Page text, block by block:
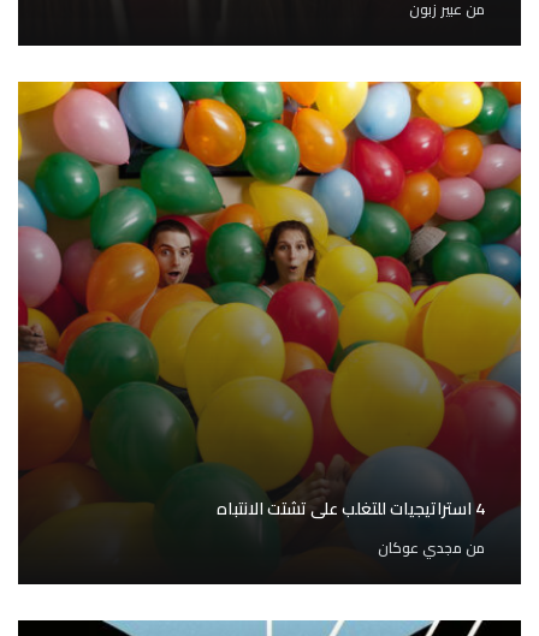
من عبير زبون
4 استراتيجيات للتغلب على تشتت الانتباه
من مجدي عوكان